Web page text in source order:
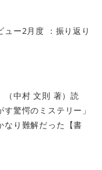
ュー2月度 ：振り返り
（中村 文則 著）読
驚愕のミステリー」
なり難解だった【書